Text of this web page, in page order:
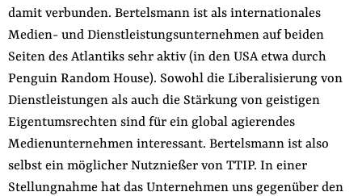
damit verbunden. Bertelsmann ist als internationales
Medien- und Dienstleistungsunternehmen auf beiden
Seiten des Atlantiks sehr aktiv (in den USA etwa durch
Penguin Random House). Sowohl die Liberalisierung von
Dienstleistungen als auch die Stärkung von geistigen
Eigentumsrechten sind für ein global agierendes
Medienunternehmen interessant. Bertelsmann ist also
selbst ein möglicher Nutznießer von TTIP. In einer
Stellungnahme hat das Unternehmen uns gegenüber den